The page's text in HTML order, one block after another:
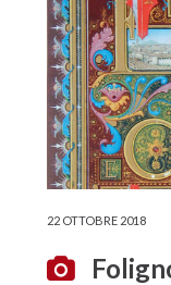
22 OTTOBRE 2018